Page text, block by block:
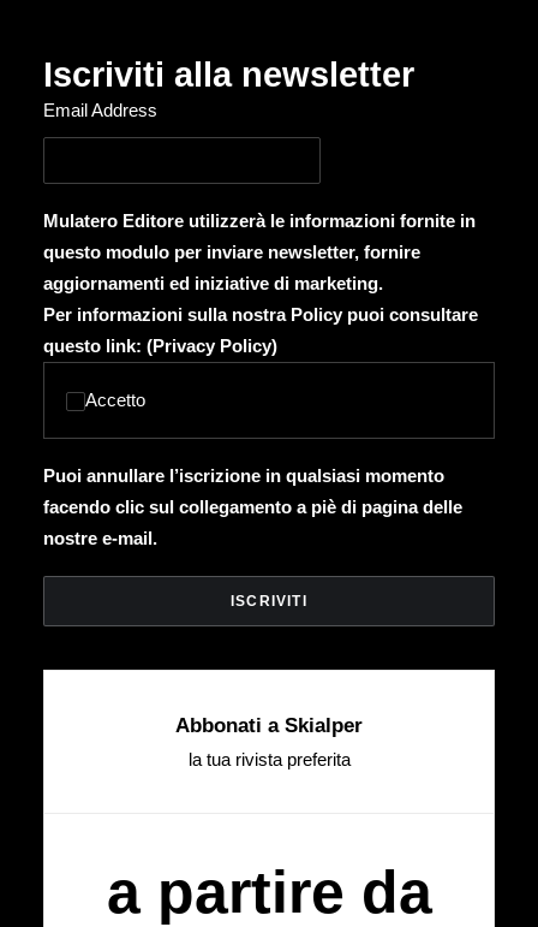
Iscriviti alla newsletter
Email Address
Mulatero Editore utilizzerà le informazioni fornite in
questo modulo per inviare newsletter, fornire
aggiornamenti ed iniziative di marketing.
Per informazioni sulla nostra Policy puoi consultare
questo link: (Privacy Policy)
Accetto
Puoi annullare l’iscrizione in qualsiasi momento
facendo clic sul collegamento a piè di pagina delle
nostre e-mail.
Abbonati a Skialper
la tua rivista preferita
a partire da